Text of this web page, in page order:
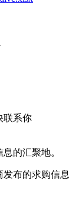
联系你
的汇聚地。
布的求购信息